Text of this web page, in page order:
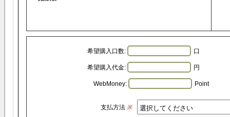
希望購入口数: 口
希望購入代金: 円
WebMoney: Point
支払方法※